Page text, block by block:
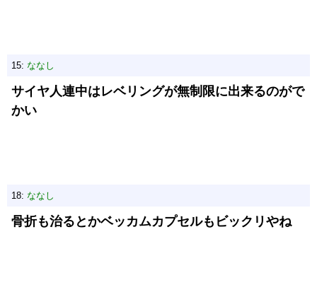
15: ななし
サイヤ人連中はレベリングが無制限に出来るのがで
かい
18: ななし
骨折も治るとかベッカムカプセルもビックリやね